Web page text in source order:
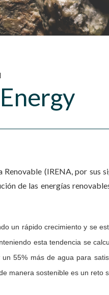
Renovable (IRENA, por sus
de las energías
un rápido crecimiento y se
esta tendencia se
55% más de agua para
manera sostenible es un reto